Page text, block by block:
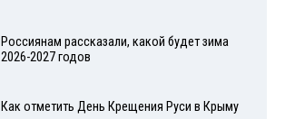
Россиянам рассказали, какой будет зима
2026-2027 годов
Как отметить День Крещения Руси в Крыму